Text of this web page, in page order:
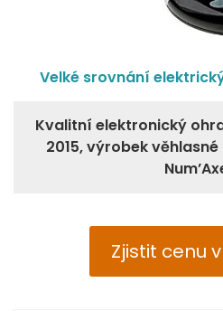
Velké srovnání
Kvalitní elektronický
2015, výrobek
Zjistit cenu